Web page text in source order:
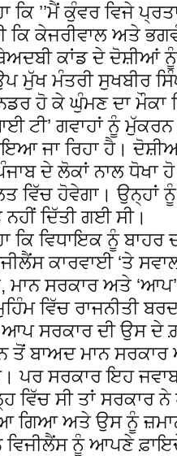
ਕਿ ’’ਮੈਂ ਕੁੰਵਰ ਵਿਜੇ
ਕਿ ਕੇਜਰੀਵਾਲ ਅਤੇ
ਕਾਂਡ ਦੇ ਦੋਸ਼ੀਆਂ ਨੂੰ
ਮੁੱਖ ਮੰਤਰੀ ਸੁਖਬੀਰ
ਹੋ ਕੇ ਘੁੰਮਣ ਦਾ ਮੌਕਾ
ਟੀ’ ਗਵਾਹਾਂ ਨੂੰ
ਜਾ ਰਿਹਾ ਹੈ। ਦੋਸ਼ੀਆਂ
ਦੇ ਲੋਕਾਂ ਨਾਲ
ਵਿੱਚ ਹੋਵੇਗਾ। ਉਨ੍ਹਾਂ
ਦਿੱਤੀ ਗਈ ਸੀ।
ਕਿ ਵਿਧਾਇਕ ਨੂੰ
ਕਾਰਵਾਈ ‘ਤੇ
ਮਾਨ ਸਰਕਾਰ ਅਤੇ
ਵਿੱਚ ਰਾਜਨੀਤੀ
ਸਰਕਾਰ ਦੀ ਉਸ ਦੇ
ਬਾਅਦ ਮਾਨ ਸਰਕਾਰ
ਪਰ ਸਰਕਾਰ ਇਹ
ਸੀ ਤਾਂ ਸਰਕਾਰ ਨੇ
ਗਿਆ ਅਤੇ ਉਸ ਨੂੰ
ਵਿਜੀਲੈਂਸ ਨੂੰ ਆਪਣੇ